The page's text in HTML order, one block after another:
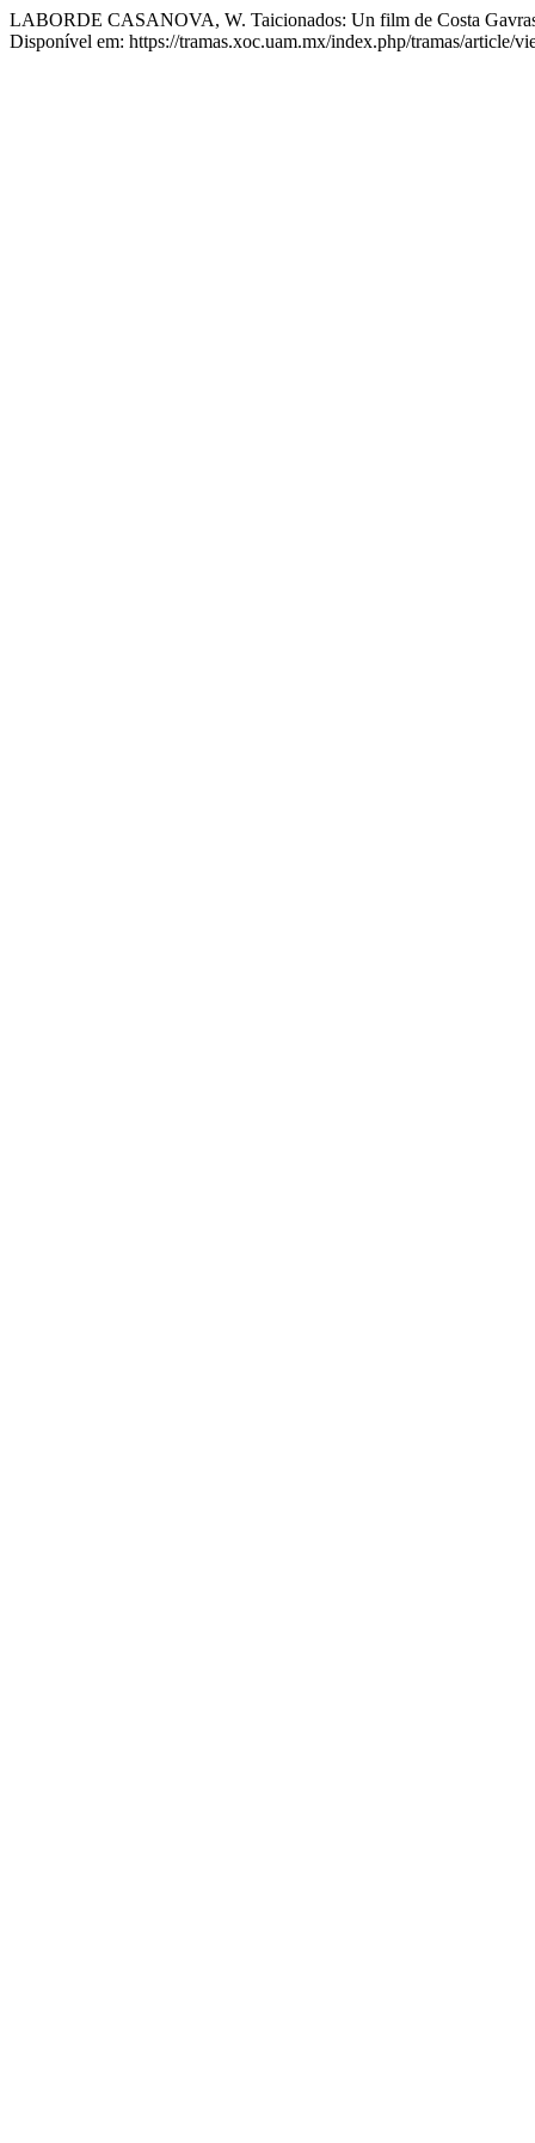
LABORDE CASANOVA, W. Taicionados: Un film de Costa
Disponível em: https://tramas.xoc.uam.mx/index.php/tramas/article/